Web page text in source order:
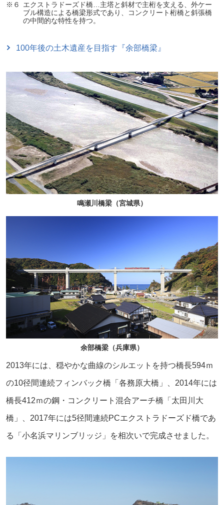
※６
エクストラドーズド橋…主塔と斜材で主桁を支える、外ケー
ブル構造による橋梁形式であり、コンクリート桁橋と斜張橋
の中間的な特性を持つ。
100年後の土木遺産を目指す『余部橋梁』
鳴瀬川橋梁（宮城県）
余部橋梁（兵庫県）
2013年には、穏やかな曲線のシルエットを持つ橋長594ｍ
の10径間連続フィンバック橋「各務原大橋」、2014年には
橋長412ｍの鋼・コンクリート混合アーチ橋「太田川大
橋」、2017年には5径間連続PCエクストラドーズド橋であ
る「小名浜マリンブリッジ」を相次いで完成させました。